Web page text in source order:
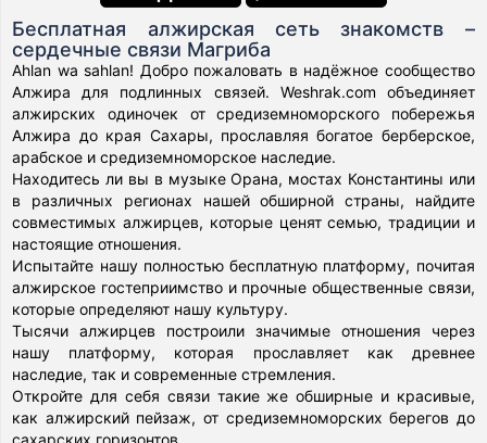
Бесплатная алжирская сеть знакомств –
сердечные связи Магриба
Ahlan wa sahlan! Добро пожаловать в надёжное сообщество
Алжира для подлинных связей. Weshrak.com объединяет
алжирских одиночек от средиземноморского побережья
Алжира до края Сахары, прославляя богатое берберское,
арабское и средиземноморское наследие.
Находитесь ли вы в музыке Орана, мостах Константины или
в различных регионах нашей обширной страны, найдите
совместимых алжирцев, которые ценят семью, традиции и
настоящие отношения.
Испытайте нашу полностью бесплатную платформу, почитая
алжирское гостеприимство и прочные общественные связи,
которые определяют нашу культуру.
Тысячи алжирцев построили значимые отношения через
нашу платформу, которая прославляет как древнее
наследие, так и современные стремления.
Откройте для себя связи такие же обширные и красивые,
как алжирский пейзаж, от средиземноморских берегов до
сахарских горизонтов.